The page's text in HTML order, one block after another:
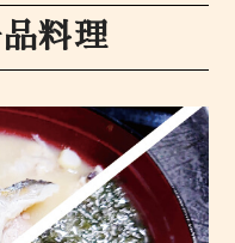
料理